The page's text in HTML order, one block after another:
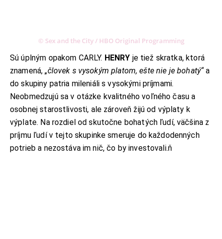
© Sex and the City / HBO Original Programming
Sú úplným opakom CARLY. HENRY je tiež skratka, ktorá
znamená, „človek s vysokým platom, ešte nie je bohatý“ a
do skupiny patria mileniáli s vysokými príjmami.
Neobmedzujú sa v otázke kvalitného voľného času a
osobnej starostlivosti, ale zároveň žijú od výplaty k
výplate. Na rozdiel od skutočne bohatých ľudí, väčšina z
príjmu ľudí v tejto skupinke smeruje do každodenných
potrieb a nezostáva im nič, čo by investovali.ň
KONTAKT
ADRESA:
Jantárová 30, Košice
TELEFÓN:
+421 901 762 147
EMAIL:
ahoj@lalala.sk
Pon - Pia/ 9:00 - 15:00